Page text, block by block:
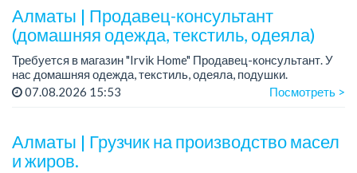
Алматы | Продавец-консультант
(домашняя одежда, текстиль, одеяла)
Требуется в магазин "Irvik Home" Продавец-консультант. У
нас домашняя одежда, текстиль, одеяла, подушки.
График работы: 4/2, с 10:00 до 20:00.
07.08.2026 15:53 Посмотреть >
Алматы | Грузчик на производство масел
и жиров.